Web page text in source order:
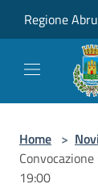
Regione
Home >
19:00